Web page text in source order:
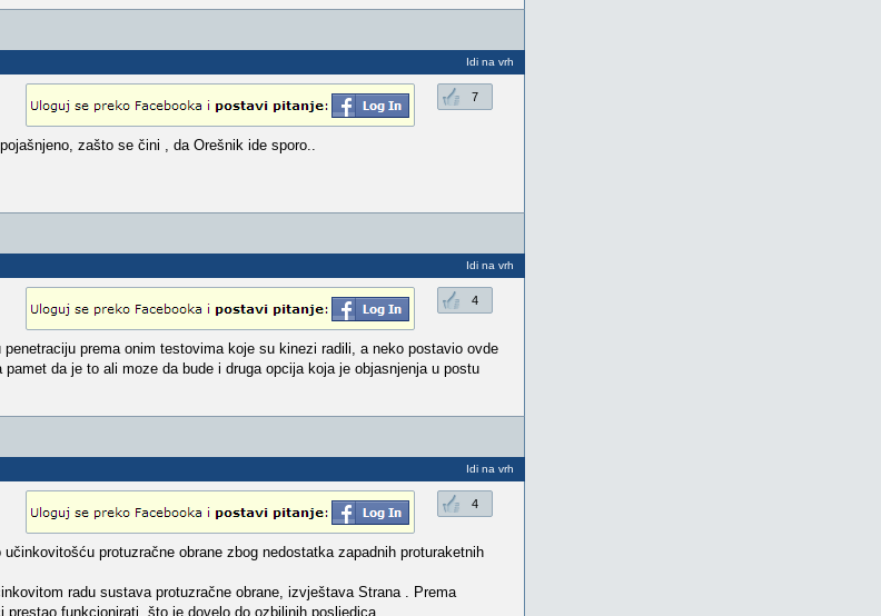
Idi na vrh
7
zašto se čini , da Orešnik ide sporo..
Idi na vrh
4
prema onim testovima koje su kinezi radili, a neko postavio ovde
da je to ali moze da bude i druga opcija koja je objasnjenja u postu
Idi na vrh
4
protuzračne obrane zbog nedostatka zapadnih proturaketnih
radu sustava protuzračne obrane, izvještava Strana . Prema
funkcionirati, što je dovelo do ozbiljnih posljedica.